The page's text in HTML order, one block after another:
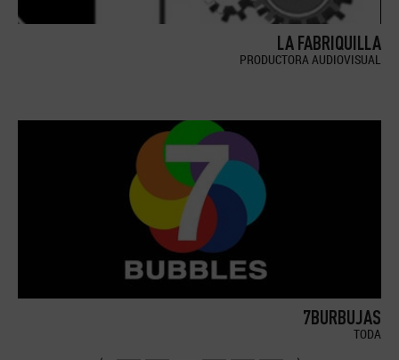
LA FABRIQUILLA
PRODUCTORA AUDIOVISUAL
7BURBUJAS
TODA